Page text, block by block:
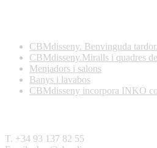
CBMdisseny. Benvinguda
CBMdisseny.Miralls i quadres
Menjadors i salons
Banys i lavabos
CBMdisseny incorpora INKO
T. +34 93 137 82 55